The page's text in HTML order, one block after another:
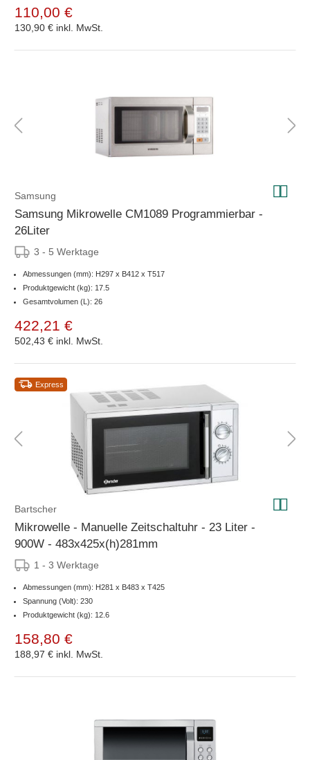
110,00 €
130,90 € inkl. MwSt.
Samsung
Samsung Mikrowelle CM1089 Programmierbar -
26Liter
3 - 5 Werktage
Abmessungen (mm): H297 x B412 x T517
Produktgewicht (kg): 17.5
Gesamtvolumen (L): 26
422,21 €
502,43 € inkl. MwSt.
Express
Bartscher
Mikrowelle - Manuelle Zeitschaltuhr - 23 Liter -
900W - 483x425x(h)281mm
1 - 3 Werktage
Abmessungen (mm): H281 x B483 x T425
Spannung (Volt): 230
Produktgewicht (kg): 12.6
158,80 €
188,97 € inkl. MwSt.